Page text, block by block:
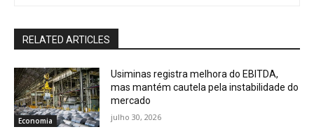
RELATED ARTICLES
Economia
Usiminas registra melhora do EBITDA,
mas mantém cautela pela instabilidade do
mercado
julho 30, 2026